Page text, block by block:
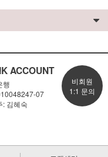
ACCOUNT
행
07
: 김혜숙
비회원
1:1 문의